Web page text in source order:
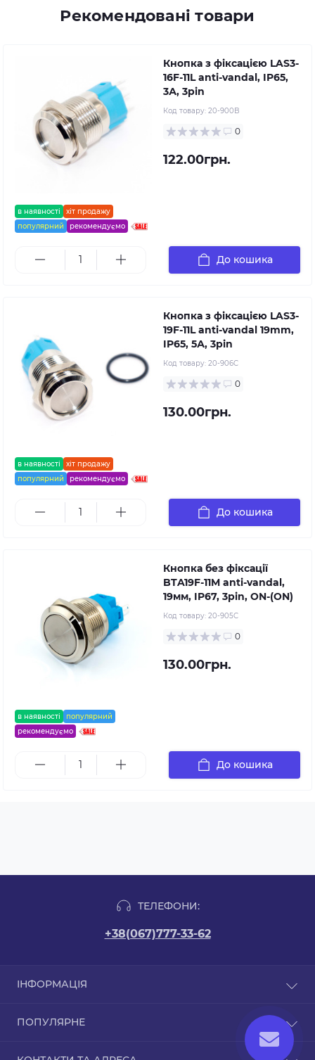
Рекомендовані товари
в наявності
хіт продажу
популярний
рекомендуємо
Кнопка з фіксацією LAS3-
16F-11L anti-vandal, IP65,
3А, 3pin
Код товару: 20-900B
0
122.00грн.
До кошика
в наявності
хіт продажу
популярний
рекомендуємо
Кнопка з фіксацією LAS3-
19F-11L anti-vandal 19mm,
IP65, 5А, 3pin
Код товару: 20-906C
0
130.00грн.
До кошика
в наявності
популярний
рекомендуємо
Кнопка без фіксації
BTA19F-11M anti-vandal,
19мм, IP67, 3pin, ON-(ON)
Код товару: 20-905C
0
130.00грн.
До кошика
ТЕЛЕФОНИ:
+38(067)777-33-62
ІНФОРМАЦІЯ
Про нас
ПОПУЛЯРНЕ